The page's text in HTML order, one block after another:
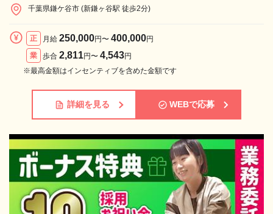
千葉県鎌ケ谷市 (新鎌ヶ谷駅 徒歩2分)
正 月給 250,000円〜 400,000円
業
歩合 2,811円〜 4,543円
※最高金額はインセンティブを含めた金額です
詳細を見る WEBで応募